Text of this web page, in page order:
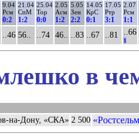
9.04
Рсм
0:2
21.04
СпМ
1:2
25.04
Тор
0:0
2.05
Асм
1:2
5.05
Зен
2:2
14.05
КрС
0:1
17.05
Ртр
3:1
2.07
Рсм
1:1
..46 56.. ..74 46.. ..83 ..67 ..81 ..66
1
в
на-Дону, «СКА» 2 500